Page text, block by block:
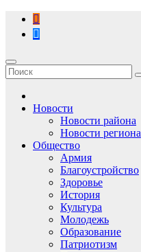
Перейти
содержимому
Новости
Новости района
Новости региона
Общество
Армия
Благоустройство
Здоровье
История
Культура
Молодежь
Образование
Патриотизм